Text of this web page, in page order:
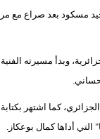
مسكود بعد صراع مع
كما اشتهر
أداها كمال بوعكاز.